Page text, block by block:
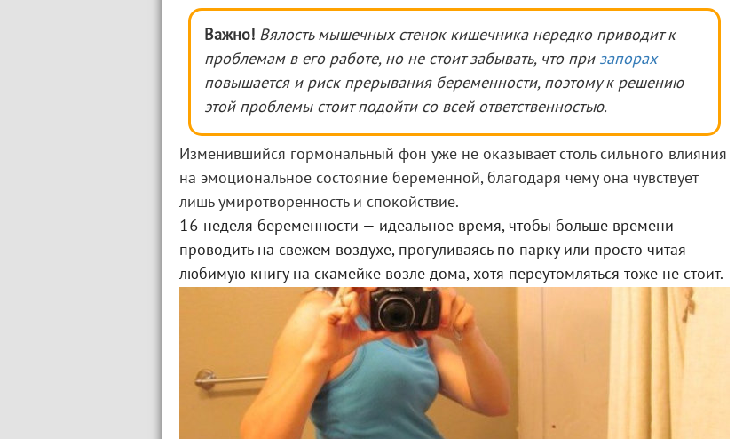
Важно! Вялость мышечных стенок кишечника нередко приводит к
проблемам в его работе, но не стоит забывать, что при запорах
повышается и риск прерывания беременности, поэтому к решению
этой проблемы стоит подойти со всей ответственностью.
Изменившийся гормональный фон уже не оказывает столь сильного влияния
на эмоциональное состояние беременной, благодаря чему она чувствует
лишь умиротворенность и спокойствие.
16 неделя беременности — идеальное время, чтобы больше времени
проводить на свежем воздухе, прогуливаясь по парку или просто читая
любимую книгу на скамейке возле дома, хотя переутомляться тоже не стоит.